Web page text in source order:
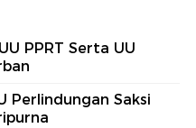
PPRT Serta UU
Perlindungan Saksi